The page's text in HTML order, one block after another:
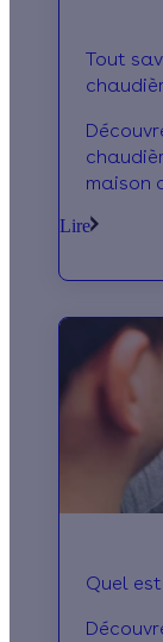
Tout
maison
Lire
Quel